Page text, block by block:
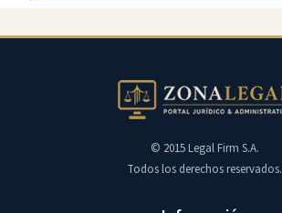
© 2015 Legal Firm S.A.
Todos los derechos reservados.